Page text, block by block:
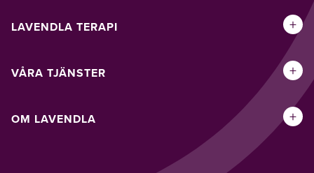
LAVENDLA TERAPI +
VÅRA TJÄNSTER +
OM LAVENDLA +